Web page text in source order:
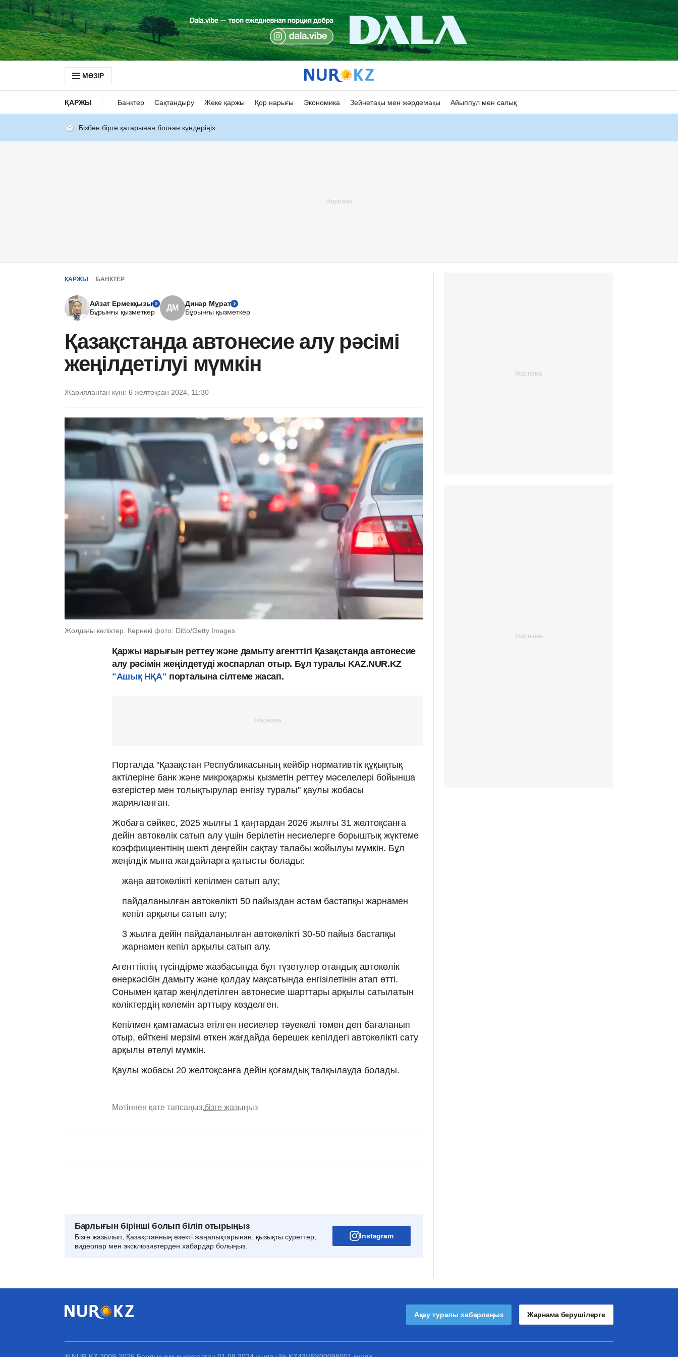
МӘЗІР
ҚАРЖЫ Банктер Сақтандыру Жеке қаржы Қор нарығы Экономика Зейнетақы мен жәрдемақы Айыппұл мен салық
Бізбен бірге қатарынан болған күндеріңіз
ҚАРЖЫ БАНКТЕР
Айзат Ермекқызы
Бұрынғы қызметкер
ДМ
Динар Мұрат
Бұрынғы қызметкер
Қазақстанда автонесие алу рәсімі
жеңілдетілуі мүмкін
Жарияланған күні: 6 желтоқсан 2024, 11:30
Жолдағы көліктер. Көрнекі фото: Ditto/Getty Images
Қаржы нарығын реттеу және дамыту агенттігі Қазақстанда автонесие
алу рәсімін жеңілдетуді жоспарлап отыр. Бұл туралы KAZ.NUR.KZ
"Ашық НҚА" порталына сілтеме жасап.
Порталда "Қазақстан Республикасының кейбір нормативтік құқықтық
актілеріне банк және микроқаржы қызметін реттеу мәселелері бойынша
өзгерістер мен толықтырулар енгізу туралы" қаулы жобасы
жарияланған.
Жобаға сәйкес, 2025 жылғы 1 қаңтардан 2026 жылғы 31 желтоқсанға
дейін автокөлік сатып алу үшін берілетін несиелерге борыштық жүктеме
коэффициентінің шекті деңгейін сақтау талабы жойылуы мүмкін. Бұл
жеңілдік мына жағдайларға қатысты болады:
жаңа автокөлікті кепілмен сатып алу;
пайдаланылған автокөлікті 50 пайыздан астам бастапқы жарнамен
кепіл арқылы сатып алу;
3 жылға дейін пайдаланылған автокөлікті 30-50 пайыз бастапқы
жарнамен кепіл арқылы сатып алу.
Агенттіктің түсіндірме жазбасында бұл түзетулер отандық автокөлік
өнеркәсібін дамыту және қолдау мақсатында енгізілетінін атап өтті.
Сонымен қатар жеңілдетілген автонесие шарттары арқылы сатылатын
көліктердің көлемін арттыру көзделген.
Кепілмен қамтамасыз етілген несиелер тәуекелі төмен деп бағаланып
отыр, өйткені мерзімі өткен жағдайда берешек кепілдегі автокөлікті сату
арқылы өтелуі мүмкін.
Қаулы жобасы 20 желтоқсанға дейін қоғамдық талқылауда болады.
Мәтіннен қате тапсаңыз,бізге жазыңыз
Барлығын бірінші болып біліп отырыңыз
Бізге жазылып, Қазақстанның өзекті жаңалықтарынан, қызықты суреттер,
видеолар мен эксклюзивтерден хабардар болыңыз.
Instagram
Ақау туралы хабарлаңыз Жарнама берушілерге